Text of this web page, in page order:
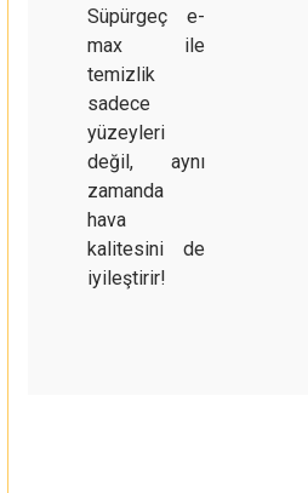
Süpürgeç e-
max ile
temizlik
sadece
yüzeyleri
değil, aynı
zamanda
hava
kalitesini de
iyileştirir!